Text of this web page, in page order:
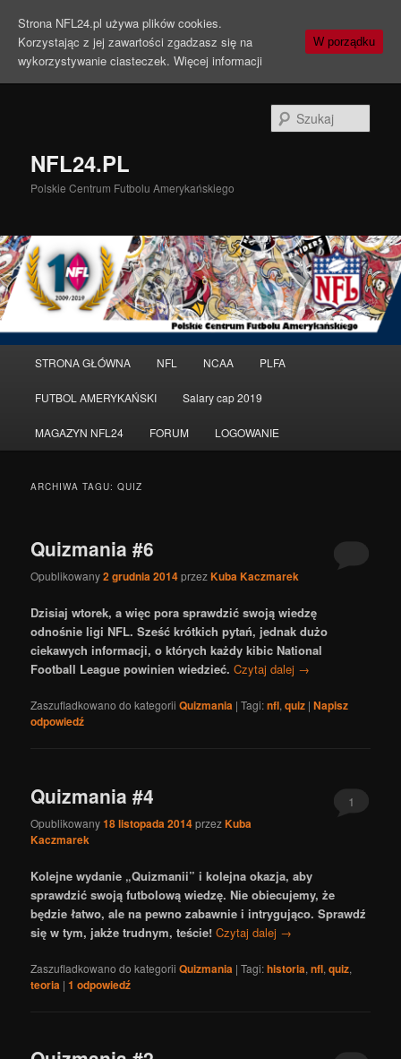
NFL24.PL
Polskie Centrum Futbolu Amerykańskiego
główne
Przeskocz
do
tekstu
Przeskocz
do
widgetów
STRONA GŁÓWNA NFL NCAA PLFA
FUTBOL AMERYKAŃSKI Salary cap 2019
MAGAZYN NFL24 FORUM LOGOWANIE
ARCHIWA TAGU:QUIZ
Quizmania #6
Opublikowany2 grudnia 2014przezKuba Kaczmarek
Dzisiaj wtorek, a więc pora sprawdzić swoją wiedzę
odnośnie ligi NFL. Sześć krótkich pytań, jednak dużo
ciekawych informacji, o których każdy kibic National
Football League powinien wiedzieć. Czytaj dalej →
Zaszufladkowano do kategorii Quizmania |Tagi:nfl,quiz |Napisz
odpowiedź
Quizmania #4
Opublikowany18 listopada 2014przezKuba
Kaczmarek
1
Kolejne wydanie „Quizmanii” i kolejna okazja, aby
sprawdzić swoją futbolową wiedzę. Nie obiecujemy, że
będzie łatwo, ale na pewno zabawnie i intrygująco. Sprawdź
się w tym, jakże trudnym, teście! Czytaj dalej →
Zaszufladkowano do kategorii Quizmania |Tagi:historia,nfl,quiz,
teoria |1 odpowiedź
Strona NFL24.pl używa plików cookies.
Korzystając z jej zawartości zgadzasz się na
wykorzystywanie ciasteczek. Więcej informacji
W porządku